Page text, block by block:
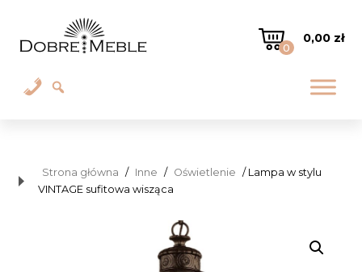
0
0,00 zł
Strona główna / Inne / Oświetlenie / Lampa w stylu
VINTAGE sufitowa wisząca